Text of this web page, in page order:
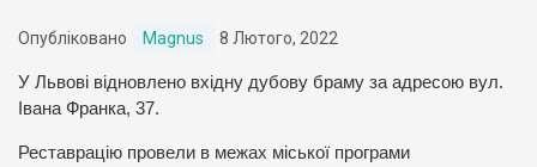
Опубліковано Magnus 8 Лютого, 2022
У Львові відновлено вхідну дубову браму за адресою вул.
Івана Франка, 37.
Реставрацію провели в межах міської програми